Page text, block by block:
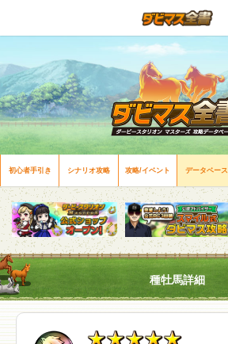
初心者手引き シナリオ攻略 攻略/イベント データベース
種牡馬詳細